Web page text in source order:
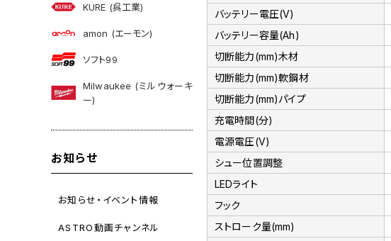
KURE (呉工業)
amon (エーモン)
ソフト99
Milwaukee (ミルウォーキ
ー)
お知らせ
お知らせ・イベント情報
ASTRO動画チャンネル
バッテリー電圧(V)
バッテリー容量(Ah)
切断能力(mm)木材
切断能力(mm)軟鋼材
切断能力(mm)パイプ
充電時間(分)
電源電圧(V)
シュー位置調整
LEDライト
フック
ストローク量(mm)